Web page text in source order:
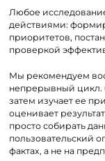
Любое
действиями:
приоритетов,
проверкой
Мы рекомендуем
непрерывный цикл.
затем изучает ее
оценивает
просто собирать
пользовательский
фактах, а не на